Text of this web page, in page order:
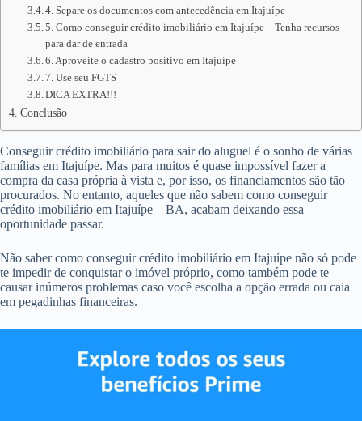
4. Separe os documentos com antecedência em Itajuípe
5. Como conseguir crédito imobiliário em Itajuípe – Tenha recursos
para dar de entrada
6. Aproveite o cadastro positivo em Itajuípe
7. Use seu FGTS
DICA EXTRA!!!
Conclusão
Conseguir crédito imobiliário para sair do aluguel é o sonho de várias
famílias em Itajuípe. Mas para muitos é quase impossível fazer a
compra da casa própria à vista e, por isso, os financiamentos são tão
procurados. No entanto, aqueles que não sabem como conseguir
crédito imobiliário em Itajuípe – BA, acabam deixando essa
oportunidade passar.
Não saber como conseguir crédito imobiliário em Itajuípe não só pode
te impedir de conquistar o imóvel próprio, como também pode te
causar inúmeros problemas caso você escolha a opção errada ou caia
em pegadinhas financeiras.